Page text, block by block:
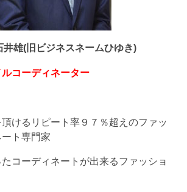
井雄(旧ビジネスネームひゆき)
コーディネーター
頂けるリピート率９７％超えのファッ
ト専門家
たコーディネートが出来るファッショ